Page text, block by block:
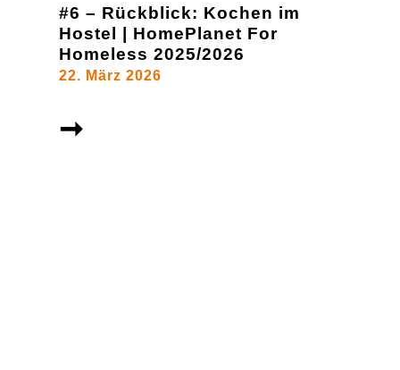
#6 – Rückblick: Kochen im
Hostel | HomePlanet For
Homeless 2025/2026
22. März 2026
➞